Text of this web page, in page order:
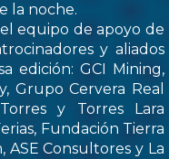
la noche.
equipo de apoyo de
y aliados
edición: GCI Mining,
Grupo Cervera Real
y Torres Lara
Fundación Tierra
ASE Consultores y La